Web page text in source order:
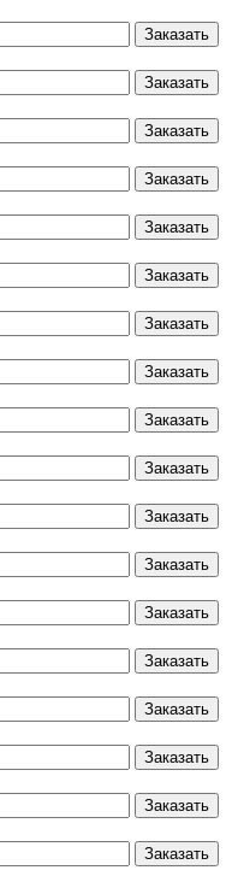
Заказать
Заказать
Заказать
Заказать
Заказать
Заказать
Заказать
Заказать
Заказать
Заказать
Заказать
Заказать
Заказать
Заказать
Заказать
Заказать
Заказать
Заказать